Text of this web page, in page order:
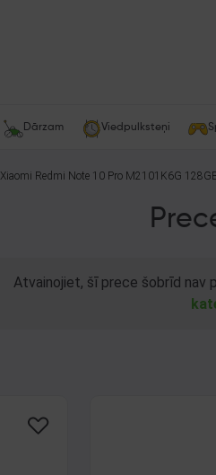
Dārzam Viedpulksteņi
Xiaomi Redmi Note 10 Pro M2101K6G
Atvainojiet, šī prece šobrīd nav